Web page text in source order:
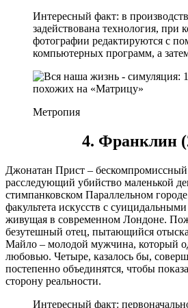
Интересный факт: в
задействована технология, при
фотографии редактируются с
компьютерных программ, а
Метропия
4. Франклин
Джонатан Прист – бескомпромиссный
расследующий убийство маленькой
стимпанковском Параллельном
факультета искусств с
живущая в современном Лондоне.
безутешный отец, пытающийся
Майло – молодой мужчина, который
любовью. Четыре, казалось бы,
постепенно объединятся, чтобы
сторону реальности.
Интересный факт: